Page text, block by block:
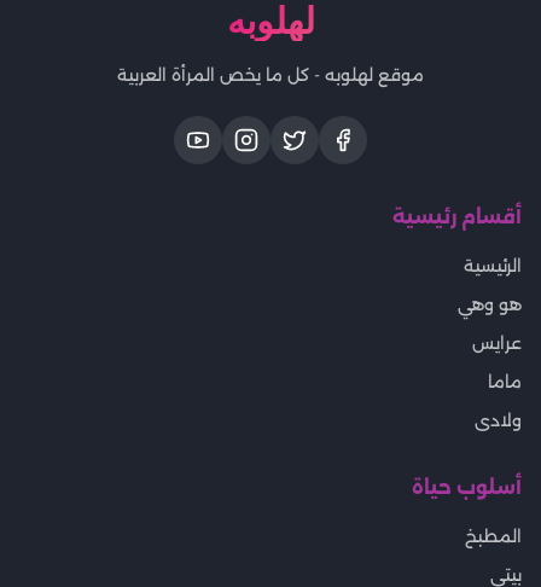
لهلوبه
موقع لهلوبه - كل ما يخص المرأة العربية
أقسام رئيسية
الرئيسية
هو وهي
عرايس
ماما
ولادى
أسلوب حياة
المطبخ
بيتى